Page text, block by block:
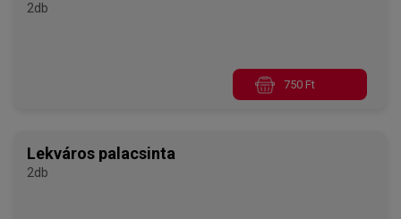
2db
750 Ft
Lekváros palacsinta
2db